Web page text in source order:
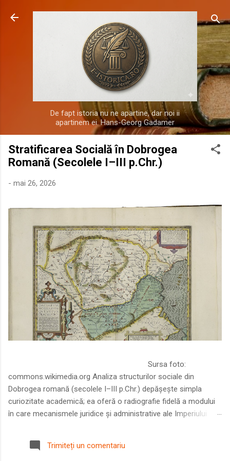
Treceți la conținutul principal
De fapt istoria nu ne apartine, dar noi ii
apartinem ei. Hans-Georg Gadamer
Stratificarea Socială în Dobrogea
Romană (Secolele I–III p.Chr.)
- mai 26, 2026
Sursa foto:
commons.wikimedia.org Analiza structurilor sociale din
Dobrogea romană (secolele I–III p.Chr.) depășește simpla
curiozitate academică; ea oferă o radiografie fidelă a modului
în care mecanismele juridice și administrative ale Imperiului
Într-o epocă în care prosperitatea excepțională a lumii romane
era susținută de o mobilitate socială dinamică și de o libertate
Trimiteți un comentariu